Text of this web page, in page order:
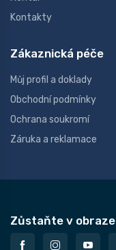
Kontakty
Zákaznická péče
Můj profil a doklady
Obchodní podmínky
Ochrana soukromí
Záruka a reklamace
Zůstaňte v obraze